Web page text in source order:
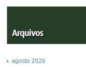
agosto 2026